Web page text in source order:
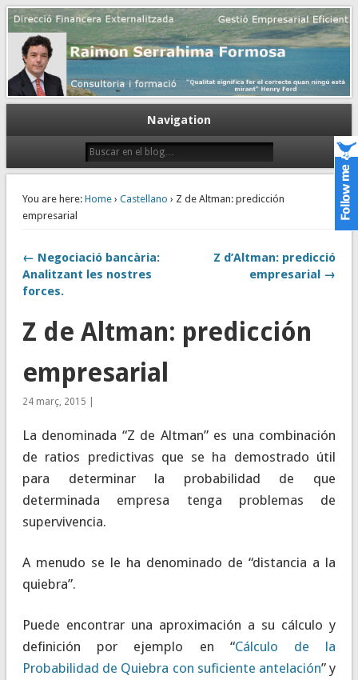
Dirección financiera de la PyME
Gestión empresarial eficiente. Dirección financiera externalizada.
Navigation
You are here: Home› Castellano › Z de Altman: predicción
empresarial
← Negociació bancària:
Analitzant les nostres
forces.
Z d’Altman: predicció
empresarial →
Z de Altman: predicción
empresarial
24 març, 2015 |
La denominada “Z de Altman” es una combinación
de ratios predictivas que se ha demostrado útil
para determinar la probabilidad de que
determinada empresa tenga problemas de
supervivencia.
A menudo se le ha denominado de “distancia a la
quiebra”.
Puede encontrar una aproximación a su cálculo y
definición por ejemplo en “Cálculo de la
Probabilidad de Quiebra con suficiente antelación” y